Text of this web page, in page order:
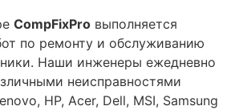
CompFixPro выполняется
по ремонту и обслуживанию
Наши инженеры ежедневно
неисправностями
HP, Acer, Dell, MSI, Samsung